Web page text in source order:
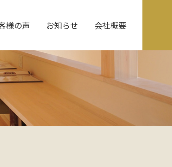
様の声 お知らせ 会社概要